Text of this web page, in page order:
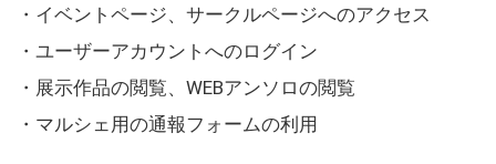
・イベントページ、サークルページへのアクセス
・ユーザーアカウントへのログイン
・展示作品の閲覧、WEBアンソロの閲覧
・マルシェ用の通報フォームの利用